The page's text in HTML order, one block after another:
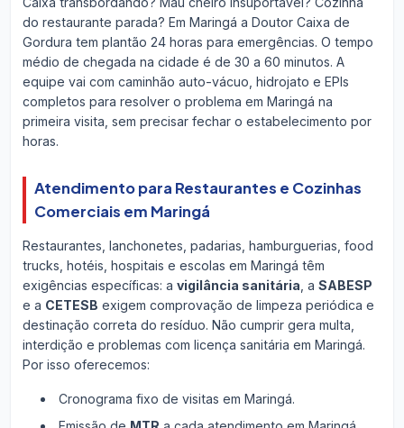
do restaurante parada? Em Maringá a Doutor Caixa de
Gordura tem plantão 24 horas para emergências. O tempo
médio de chegada na cidade é de 30 a 60 minutos. A
equipe vai com caminhão auto-vácuo, hidrojato e EPIs
completos para resolver o problema em Maringá na
primeira visita, sem precisar fechar o estabelecimento por
horas.
Atendimento para Restaurantes e Cozinhas
Comerciais em Maringá
Restaurantes, lanchonetes, padarias, hamburguerias, food
trucks, hotéis, hospitais e escolas em Maringá têm
exigências específicas: a vigilância sanitária , a SABESP
e a CETESB exigem comprovação de limpeza periódica e
destinação correta do resíduo. Não cumprir gera multa,
interdição e problemas com licença sanitária em Maringá.
Por isso oferecemos:
Cronograma fixo de visitas em Maringá.